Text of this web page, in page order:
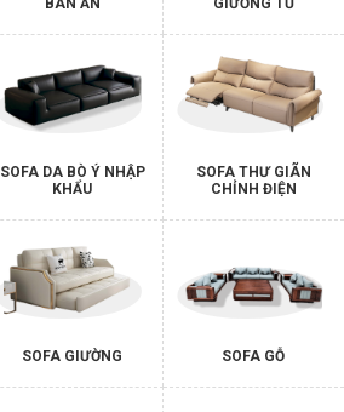
SOFA DA BÒ Ý NHẬP
KHẨU
SOFA THƯ GIÃN
CHỈNH ĐIỆN
SOFA GIƯỜNG SOFA GỖ